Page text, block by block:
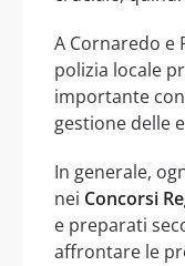
A Cornaredo e
polizia locale
importante
gestione delle
In generale,
nei Concorsi
e preparati
affrontare le